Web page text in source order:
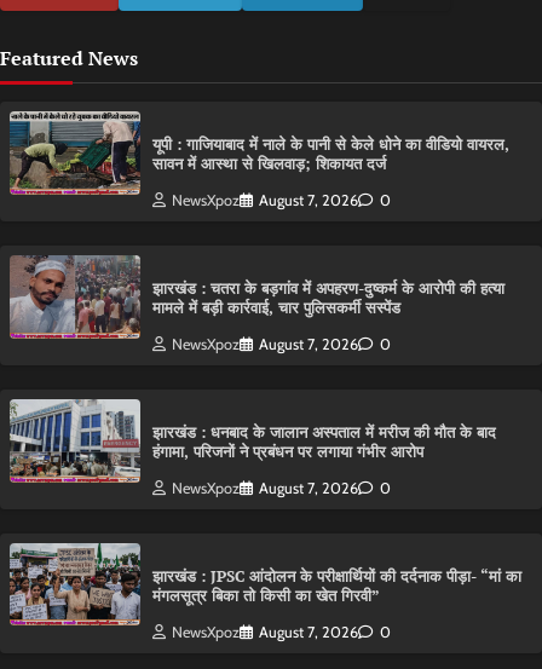
Featured News
यूपी : गाजियाबाद में नाले के पानी से केले धोने का वीडियो वायरल,
सावन में आस्था से खिलवाड़; शिकायत दर्ज
NewsXpoz August 7, 2026 0
झारखंड : चतरा के बड़गांव में अपहरण-दुष्कर्म के आरोपी की हत्या
मामले में बड़ी कार्रवाई, चार पुलिसकर्मी सस्पेंड
NewsXpoz August 7, 2026 0
झारखंड : धनबाद के जालान अस्पताल में मरीज की मौत के बाद
हंगामा, परिजनों ने प्रबंधन पर लगाया गंभीर आरोप
NewsXpoz August 7, 2026 0
झारखंड : JPSC आंदोलन के परीक्षार्थियों की दर्दनाक पीड़ा- “मां का
मंगलसूत्र बिका तो किसी का खेत गिरवी”
NewsXpoz August 7, 2026 0